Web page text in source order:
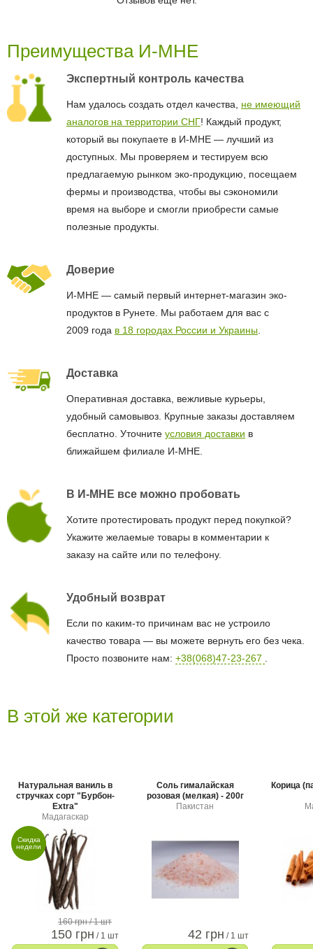
Преимущества И-МНЕ
Экспертный контроль качества
Нам удалось создать отдел качества, не имеющий
аналогов на территории СНГ! Каждый продукт,
который вы покупаете в И-МНЕ — лучший из
доступных. Мы проверяем и тестируем всю
предлагаемую рынком эко-продукцию, посещаем
фермы и производства, чтобы вы сэкономили
время на выборе и смогли приобрести самые
полезные продукты.
Доверие
И-МНЕ — самый первый интернет-магазин эко-
продуктов в Рунете. Мы работаем для вас с
2009 года в 18 городах России и Украины
Доставка
Оперативная доставка, вежливые курьеры,
удобный самовывоз. Крупные заказы доставляем
бесплатно. Уточните условия доставки в
ближайшем филиале И-МНЕ.
В И-МНЕ все можно пробовать
Хотите протестировать продукт перед покупкой?
Укажите желаемые товары в комментарии к
заказу на сайте или по телефону.
Удобный возврат
Если по каким-то причинам вас не устроило
качество товара — вы можете вернуть его без чека.
Просто позвоните нам: +38(068)47-23-267
В этой же категории
Натуральная ваниль в
стручках сорт "Бурбон-
Extra"
Мадагаскар
Скидка
недели
160 грн/ 1 шт
150 грн / 1 шт
Соль гималайская
розовая (мелкая) - 200г
Пакистан
42 грн / 1 шт
Корица